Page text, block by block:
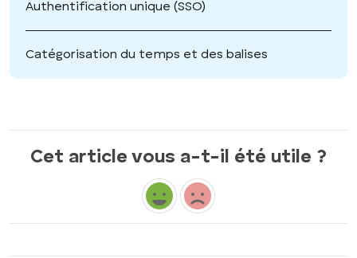
Authentification unique (SSO)
Catégorisation du temps et des balises
Cet article vous a-t-il été utile ?